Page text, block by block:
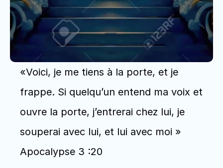
«Voici, je me tiens à la porte, et je
frappe. Si quelqu’un entend ma voix et
ouvre la porte, j’entrerai chez lui, je
souperai avec lui, et lui avec moi »
Apocalypse 3 :20